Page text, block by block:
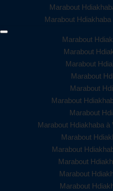
Marabout
Marabout
Marabout
Marabout
Marabout
Marabout
Marabout
Marabout
Marabout
Marabout Hdiakhaba
Marabout
Marabout
Marabout
Marabout
Marabout